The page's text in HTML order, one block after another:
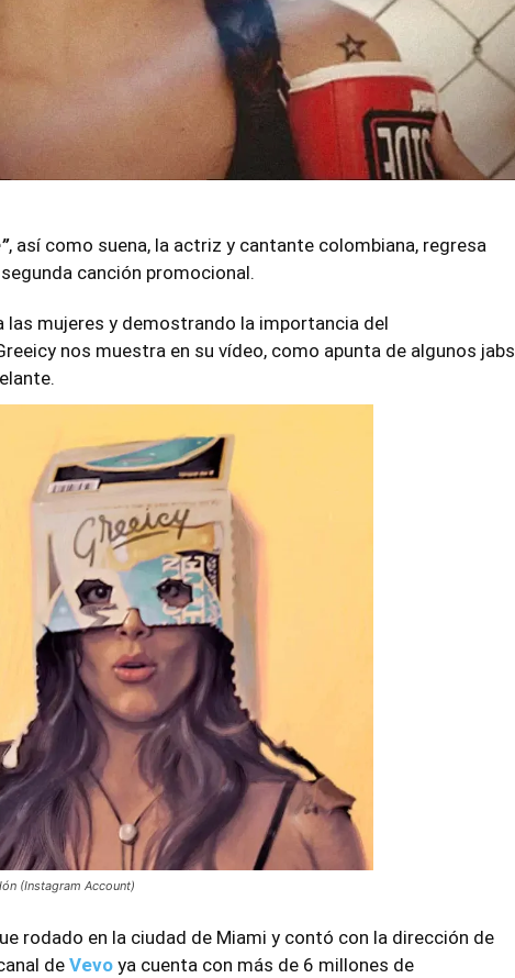
, así como suena, la actriz y cantante colombiana, regresa
canción promocional.
las mujeres y demostrando la importancia del
nos muestra en su vídeo, como apunta de algunos jabs
(Instagram Account)
rodado en la ciudad de Miami y contó con la dirección de
de Vevo ya cuenta con más de 6 millones de